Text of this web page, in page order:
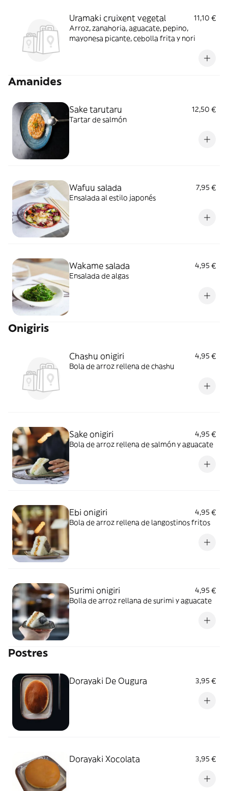
Uramaki cruixent vegetal
11,10 €
Arroz, zanahoria, aguacate, pepino,
mayonesa picante, cebolla frita y nori
Amanides
Sake tarutaru
12,50 €
Tartar de salmón
Wafuu salada
7,95 €
Ensalada al estilo japonés
Wakame salada
4,95 €
Ensalada de algas
Onigiris
Chashu onigiri
4,95 €
Bola de arroz rellena de chashu
Sake onigiri
4,95 €
Bola de arroz rellena de salmón y aguacate
Ebi onigiri
4,95 €
Bola de arroz rellena de langostinos fritos
Surimi onigiri
4,95 €
Bolla de arroz rellana de surimi y aguacate
Postres
Dorayaki De Ougura 3,95 €
Dorayaki Xocolata 3,95 €